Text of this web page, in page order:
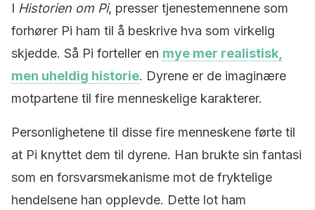
I Historien om Pi, presser tjenestemennene som
forhører Pi ham til å beskrive hva som virkelig
skjedde. Så Pi forteller en mye mer realistisk,
men uheldig historie. Dyrene er de imaginære
motpartene til fire menneskelige karakterer.
Personlighetene til disse fire menneskene førte til
at Pi knyttet dem til dyrene. Han brukte sin fantasi
som en forsvarsmekanisme mot de fryktelige
hendelsene han opplevde. Dette lot ham